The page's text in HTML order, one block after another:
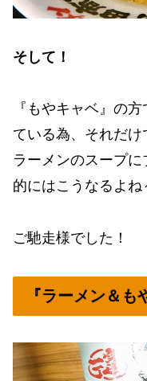
そして！
『もやキャベ』の
ている為、それだ
ラーメンのスープ
的にはこうなるよね
ご馳走様でした！
『ラーメン＆